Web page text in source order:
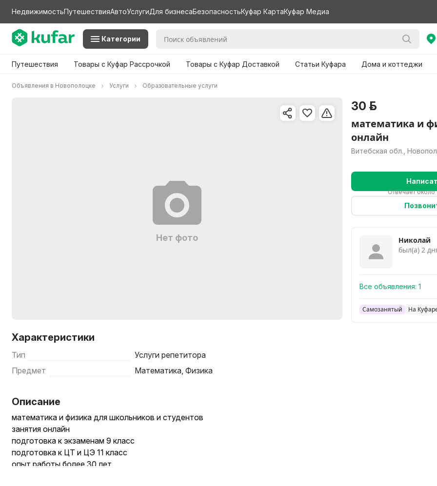
НедвижимостьПутешествияАвтоУслугиДля бизнесаБезопасностьКуфар КартаКуфар Медиа
Категории
Путешествия Товары с Куфар Рассрочкой Товары с Куфар Доставкой Статьи Куфара Дома и коттеджи
Объявления в Новополоцке Услуги Образовательные услуги
Нет фото
Характеристики
Тип
Услуги репетитора
Предмет
Математика, Физика
Описание
математика и физика для школьников и студентов
занятия онлайн
подготовка к экзаменам 9 класс
подготовка к ЦТ и ЦЭ 11 класс
опыт работы более 30 лет
30 р.
математика и
онлайн
Витебская обл.,
Отвечает около
Николай
был(а) 2
Все объявления: 1
Самозанятый На